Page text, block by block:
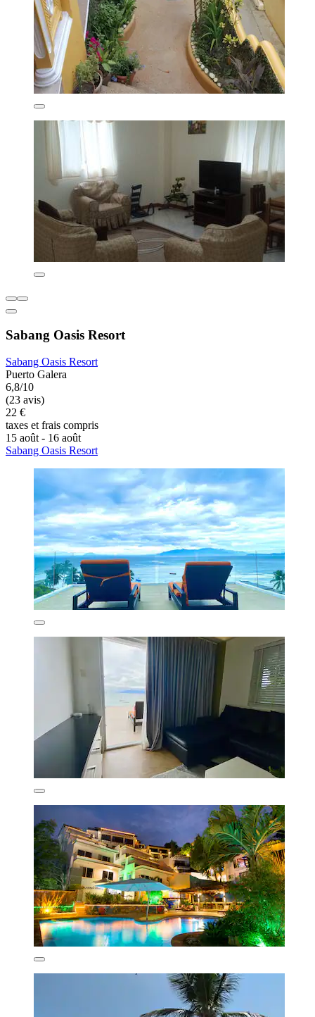
Sabang Oasis Resort
Sabang Oasis Resort
Puerto Galera
6,8/10
(23 avis)
22 €
taxes et frais compris
15 août - 16 août
Sabang Oasis Resort